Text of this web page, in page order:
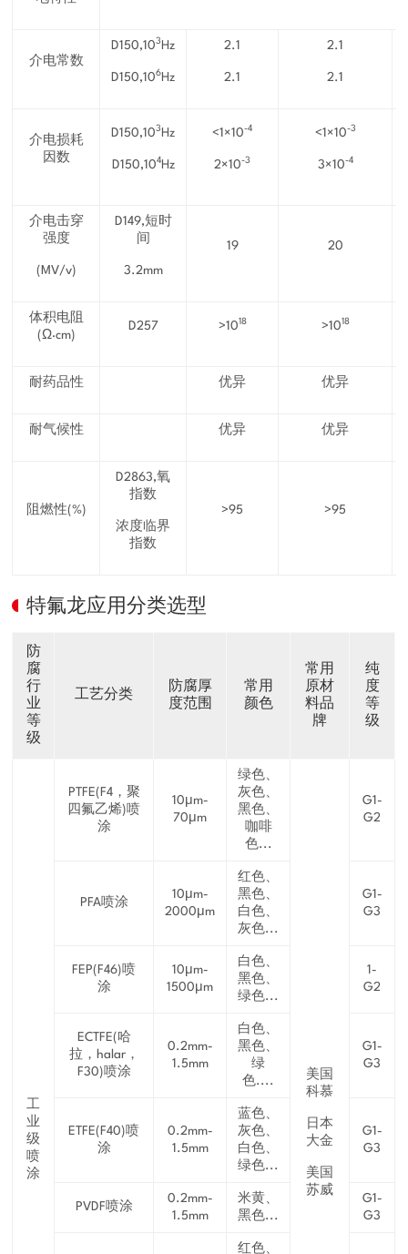
介电常数
D150,103Hz
D150,106Hz
2.1
2.1
2.1
2.1
介电损耗
因数
D150,103Hz
D150,104Hz
<1×10-4
2×10-3
<1×10-3
3×10-4
介电击穿
强度
(MV/v)
D149,短时
间
3.2mm
19 20
体积电阻
(Ω·cm)
D257 >1018 >1018
耐药品性 优异 优异
耐气候性 优异 优异
阻燃性(%)
D2863,氧
指数
浓度临界
指数
>95 >95
特氟龙应用分类选型
防
腐
行
业
等
级
工艺分类
防腐厚
度范围
常用
颜色
常用
原材
料品
牌
纯
度
等
级
工
业
级
喷
涂
PTFE(F4，聚
四氟乙烯)喷
涂
10μm-
70μm
绿色、
灰色、
黑色、
咖啡
色...
美国
科慕
日本
大金
美国
苏威
G1-
G2
PFA喷涂
10μm-
2000μm
红色、
黑色、
白色、
灰色...
G1-
G3
FEP(F46)喷
涂
10μm-
1500μm
白色、
黑色、
绿色...
1-
G2
ECTFE(哈
拉，halar，
F30)喷涂
0.2mm-
1.5mm
白色、
黑色、
绿
色....
G1-
G3
ETFE(F40)喷
涂
0.2mm-
1.5mm
蓝色、
灰色、
白色、
绿色...
G1-
G3
PVDF喷涂
0.2mm-
1.5mm
米黄、
黑色...
G1-
G3
红色、